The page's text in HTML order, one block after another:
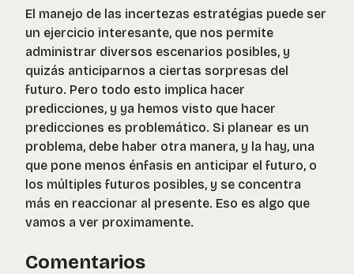
El manejo de las incertezas estratégias puede ser
un ejercicio interesante, que nos permite
administrar diversos escenarios posibles, y
quizás anticiparnos a ciertas sorpresas del
futuro. Pero todo esto implica hacer
predicciones, y ya hemos visto que hacer
predicciones es problemático. Si planear es un
problema, debe haber otra manera, y la hay, una
que pone menos énfasis en anticipar el futuro, o
los múltiples futuros posibles, y se concentra
más en reaccionar al presente. Eso es algo que
vamos a ver proximamente.
Comentarios